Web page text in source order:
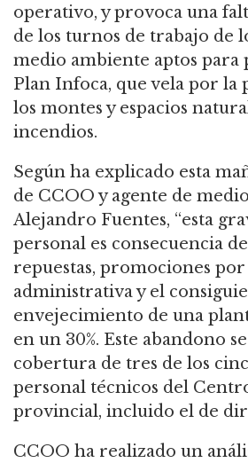
operativo, y provoca una
de los turnos de trabajo de
medio ambiente aptos
Plan Infoca, que vela por la
los montes y espacios
incendios.
Según ha explicado esta
de CCOO y agente de
Alejandro Fuentes, “esta
personal es consecuencia
repuestas, promociones
administrativa y el
envejecimiento de una
en un 30%. Este abandono
cobertura de tres de los
personal técnicos del
provincial, incluido el de
CCOO ha realizado un